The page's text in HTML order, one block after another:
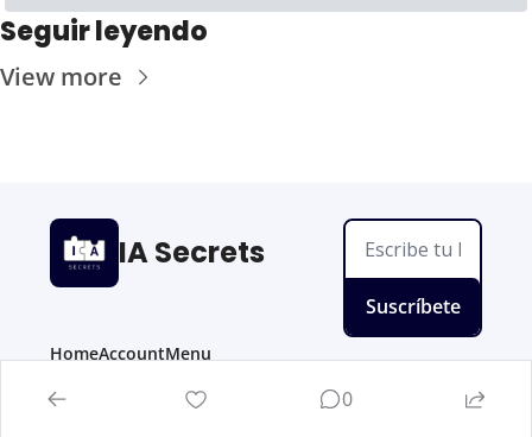
Seguir leyendo
View more
IA Secrets
Suscríbete
HomeAccountMenu
0